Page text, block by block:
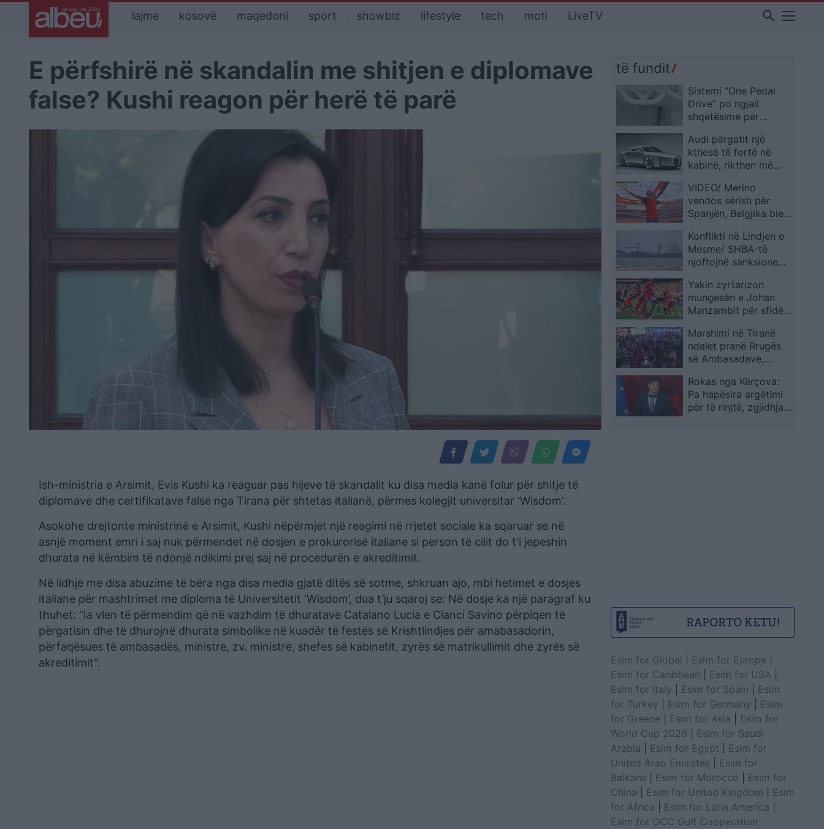
lajme kosovë maqedoni sport showbiz lifestyle tech moti LiveTV search
E përfshirë në skandalin me shitjen e diplomave
false? Kushi reagon për herë të parë
Ish-ministria e Arsimit, Evis Kushi ka reaguar pas hijeve të skandalit ku disa media kanë folur për shitje të
diplomave dhe certifikatave false nga Tirana për shtetas italianë, përmes kolegjit universitar ‘Wisdom’.
Asokohe drejtonte ministrinë e Arsimit, Kushi nëpërmjet një reagimi në rrjetet sociale ka sqaruar se në
asnjë moment emri i saj nuk përmendet në dosjen e prokurorisë italiane si person të cilit do t’i jepeshin
dhurata në këmbim të ndonjë ndikimi prej saj në procedurën e akreditimit.
Në lidhje me disa abuzime të bëra nga disa media gjatë ditës së sotme, shkruan ajo, mbi hetimet e dosjes
italiane për mashtrimet me diploma të Universitetit ‘Wisdom’, dua t’ju sqaroj se: Në dosje ka një paragraf ku
thuhet: “Ia vlen të përmendim që në vazhdim të dhuratave Catalano Lucia e Cianci Savino përpiqen të
përgatisin dhe të dhurojnë dhurata simbolike në kuadër të festës së Krishtlindjes për amabasadorin,
përfaqësues të ambasadës, ministre, zv. ministre, shefes së kabinetit, zyrës së matrikullimit dhe zyrës së
akreditimit”.
të fundit
Sistemi “One Pedal
Drive” po ngjall
shqetësime për
me automjetet
elektrike
Audi përgatit një
kthesë të fortë në
kabinë, rikthen më
VIDEO/ Merino
vendos sërish për
Spanjën, Belgjika bie
siguron duelin me
Francën në
gjysmëfinale
Konflikti në Lindjen e
Mesme/ SHBA-të
njoftojnë sanksione
përgjigje të sulmeve
të reja në Ngushticën
e Hormuzit
Yakin zyrtarizon
mungesën e Johan
Manzambit për sfidën
Argjentinën
Marshimi në Tiranë
ndalet pranë Rrugës
së Ambasadave,
largimin e Ramës: I
korruptuar!
Rokas nga Kërçova:
Pa hapësira argëtimi
për të rinjtë, zgjidhja
Esim for Global Esim for Europe
Esim for Caribbean
Esim for USA
Esim for Italy
Esim for Spain
Esim
for Turkey
Esim for Germany
Esim
for Greece
Esim for Asia
Esim for
World Cup 2026
Esim for Saudi
Arabia
Esim for Egypt
Esim for
United Arab Emirates
Esim for
Balkans
Esim for Morocco
Esim for
China
Esim for United Kingdom
Esim
for Africa
Esim for Latin America
Esim for GCC Gulf Cooperation